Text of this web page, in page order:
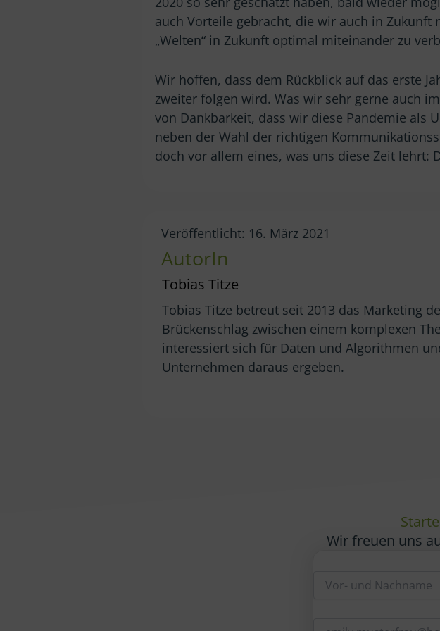
auch Vorteile gebracht, die wir auch in
„Welten“ in Zukunft optimal miteinander zu
Wir hoffen, dass dem Rückblick auf das erste
zweiter folgen wird. Was wir sehr gerne auch
von Dankbarkeit, dass wir diese Pandemie als
neben der Wahl der richtigen
doch vor allem eines, was uns diese Zeit lehrt:
Veröffentlicht: 16. März 2021
AutorIn
Tobias Titze
Tobias Titze betreut seit 2013 das Marketing
Brückenschlag zwischen einem komplexen
interessiert sich für Daten und Algorithmen
Unternehmen daraus ergeben.
Wir freuen uns